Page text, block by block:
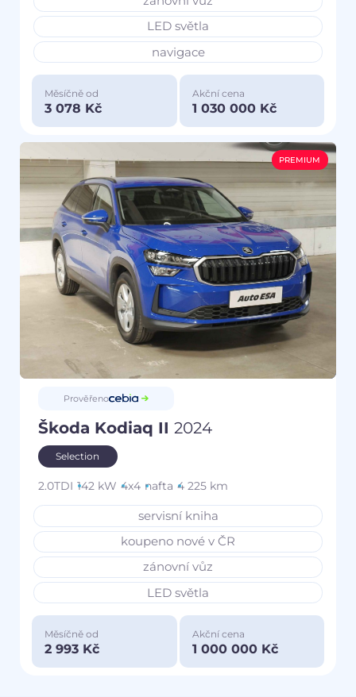
LED světla
navigace
Měsíčně od
3 078 Kč
Akční cena
1 030 000 Kč
PREMIUM
Prověřeno
Škoda Kodiaq II 2024
Selection
2.0TDI 142 kW 4x4 nafta 4 225 km
servisní kniha
koupeno nové v ČR
zánovní vůz
LED světla
Měsíčně od
2 993 Kč
Akční cena
1 000 000 Kč